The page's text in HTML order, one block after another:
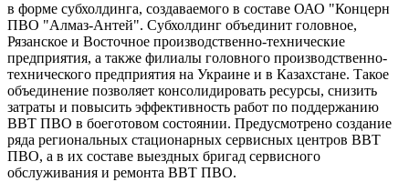
в форме субхолдинга, создаваемого в составе ОАО "Концерн
ПВО "Алмаз-Антей". Субхолдинг объединит головное,
Рязанское и Восточное производственно-технические
предприятия, а также филиалы головного производственно-
технического предприятия на Украине и в Казахстане. Такое
объединение позволяет консолидировать ресурсы, снизить
затраты и повысить эффективность работ по поддержанию
ВВТ ПВО в боеготовом состоянии. Предусмотрено создание
ряда региональных стационарных сервисных центров ВВТ
ПВО, а в их составе выездных бригад сервисного
обслуживания и ремонта ВВТ ПВО.